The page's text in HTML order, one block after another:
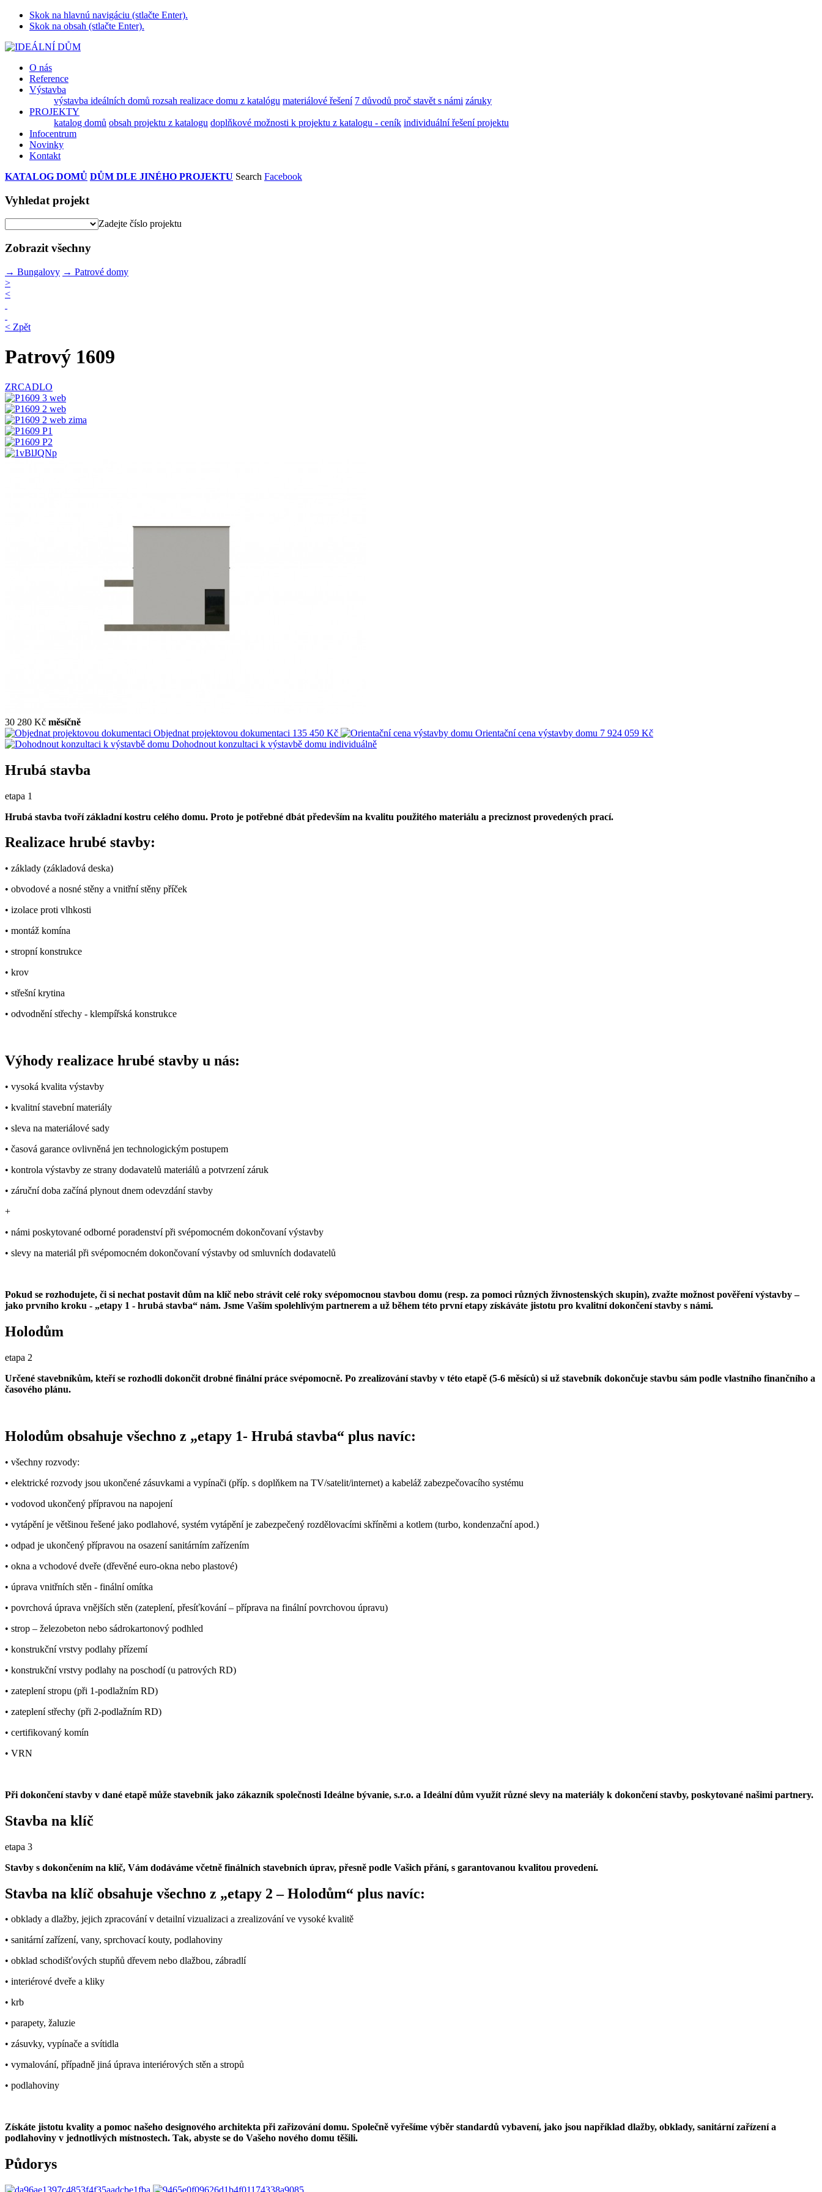
Skok na hlavnú navigáciu (stlačte Enter).
Skok na obsah (stlačte Enter).
O nás
Reference
Výstavba
výstavba ideálních domů rozsah realizace domu z katalógu materiálové řešení 7 důvodů proč stavět s námi záruky
PROJEKTY
katalog domů obsah projektu z katalogu doplňkové možnosti k projektu z katalogu - ceník individuální řešení projektu
Infocentrum
Novinky
Kontakt
KATALOG DOMŮ DŮM DLE JINÉHO PROJEKTU Search Facebook
Vyhledat projekt
Zadejte číslo projektu
Zobrazit všechny
→ Bungalovy → Patrové domy
>
<
< Zpět
Patrový 1609
ZRCADLO
30 280 Kč měsíčně
Objednat projektovou dokumentaci 135 450 Kč Orientační cena výstavby domu 7 924 059 Kč
Dohodnout konzultaci k výstavbě domu individuálně
Hrubá stavba
etapa 1
Hrubá stavba tvoří základní kostru celého domu. Proto je potřebné dbát především na kvalitu použitého materiálu a preciznost provedených prací.
Realizace hrubé stavby:
• základy (základová deska)
• obvodové a nosné stěny a vnitřní stěny příček
• izolace proti vlhkosti
• montáž komína
• stropní konstrukce
• krov
• střešní krytina
• odvodnění střechy - klempířská konstrukce
Výhody realizace hrubé stavby u nás:
• vysoká kvalita výstavby
• kvalitní stavební materiály
• sleva na materiálové sady
• časová garance ovlivněná jen technologickým postupem
• kontrola výstavby ze strany dodavatelů materiálů a potvrzení záruk
• záruční doba začíná plynout dnem odevzdání stavby
+
• námi poskytované odborné poradenství při svépomocném dokončovaní výstavby
• slevy na materiál při svépomocném dokončovaní výstavby od smluvních dodavatelů
Pokud se rozhodujete, či si nechat postavit dům na klíč nebo strávit celé roky svépomocnou stavbou domu (resp. za pomoci různých živnostenských skupin), zvažte možnost pověření výstavby –
jako prvního kroku - „etapy 1 - hrubá stavba“ nám. Jsme Vaším spolehlivým partnerem a už během této první etapy získáváte jistotu pro kvalitní dokončení stavby s námi.
Holodům
etapa 2
Určené stavebníkům, kteří se rozhodli dokončit drobné finální práce svépomocně. Po zrealizování stavby v této etapě (5-6 měsíců) si už stavebník dokončuje stavbu sám podle vlastního finančního a
časového plánu.
Holodům obsahuje všechno z „etapy 1- Hrubá stavba“ plus navíc:
• všechny rozvody:
• elektrické rozvody jsou ukončené zásuvkami a vypínači (příp. s doplňkem na TV/satelit/internet) a kabeláž zabezpečovacího systému
• vodovod ukončený přípravou na napojení
• vytápění je většinou řešené jako podlahové, systém vytápění je zabezpečený rozdělovacími skříněmi a kotlem (turbo, kondenzační apod.)
• odpad je ukončený přípravou na osazení sanitárním zařízením
• okna a vchodové dveře (dřevěné euro-okna nebo plastové)
• úprava vnitřních stěn - finální omítka
• povrchová úprava vnějších stěn (zateplení, přesíťkování – příprava na finální povrchovou úpravu)
• strop – železobeton nebo sádrokartonový podhled
• konstrukční vrstvy podlahy přízemí
• konstrukční vrstvy podlahy na poschodí (u patrových RD)
• zateplení stropu (při 1-podlažním RD)
• zateplení střechy (při 2-podlažním RD)
• certifikovaný komín
• VRN
Při dokončení stavby v dané etapě může stavebník jako zákazník společnosti Ideálne bývanie, s.r.o. a Ideální dům využít různé slevy na materiály k dokončení stavby, poskytované našimi partnery.
Stavba na klíč
etapa 3
Stavby s dokončením na klíč, Vám dodáváme včetně finálních stavebních úprav, přesně podle Vašich přání, s garantovanou kvalitou provedení.
Stavba na klíč obsahuje všechno z „etapy 2 – Holodům“ plus navíc:
• obklady a dlažby, jejich zpracování v detailní vizualizaci a zrealizování ve vysoké kvalitě
• sanitární zařízení, vany, sprchovací kouty, podlahoviny
• obklad schodišťových stupňů dřevem nebo dlažbou, zábradlí
• interiérové dveře a kliky
• krb
• parapety, žaluzie
• zásuvky, vypínače a svítidla
• vymalování, případně jiná úprava interiérových stěn a stropů
• podlahoviny
Získáte jistotu kvality a pomoc našeho designového architekta při zařizování domu. Společně vyřešíme výběr standardů vybavení, jako jsou například dlažby, obklady, sanitární zařízení a
podlahoviny v jednotlivých místnostech. Tak, abyste se do Vašeho nového domu těšili.
Půdorys